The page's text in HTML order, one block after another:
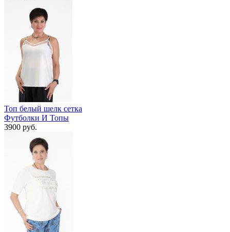
Топ белый шелк сетка
Футболки И Топы
3900 руб.